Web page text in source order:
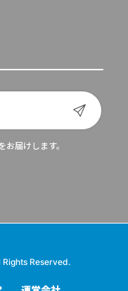
届けします。
Reserved.